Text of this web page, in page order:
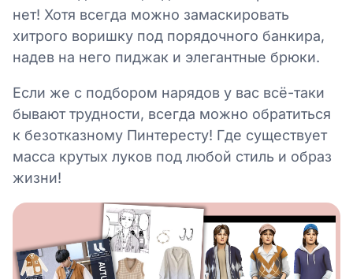
нет! Хотя всегда можно замаскировать
хитрого воришку под порядочного банкира,
надев на него пиджак и элегантные брюки.
Если же с подбором нарядов у вас всё-таки
бывают трудности, всегда можно обратиться
к безотказному Пинтересту! Где существует
масса крутых луков под любой стиль и образ
жизни!